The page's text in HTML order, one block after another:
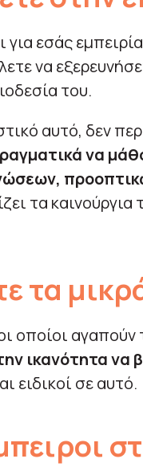
για εσάς
να
του.
αυτό, δεν
να
τα
τα
οποίοι αγαπούν
ικανότητα να
ειδικοί σε αυτό.